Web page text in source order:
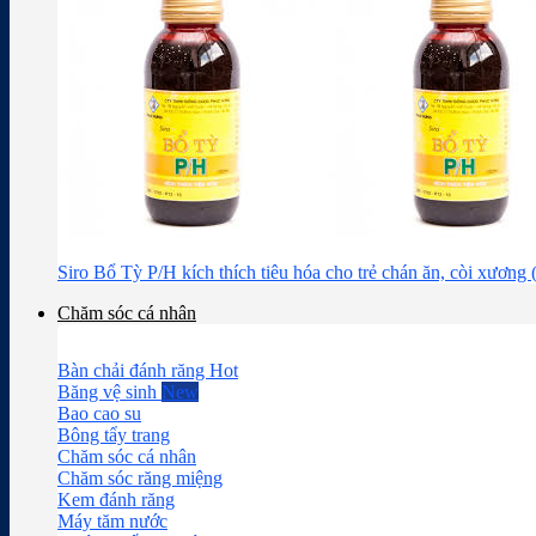
Siro Bổ Tỳ P/H kích thích tiêu hóa cho trẻ chán ăn, còi xương
Chăm sóc cá nhân
Bàn chải đánh răng
Băng vệ sinh
Bao cao su
Bông tẩy trang
Chăm sóc cá nhân
Chăm sóc răng miệng
Kem đánh răng
Máy tăm nước